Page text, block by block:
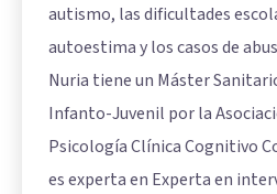
autismo, las dificultades
autoestima y los casos de
Nuria tiene un Máster
Infanto-Juvenil por la
Psicología Clínica Cognitivo
es experta en Experta en